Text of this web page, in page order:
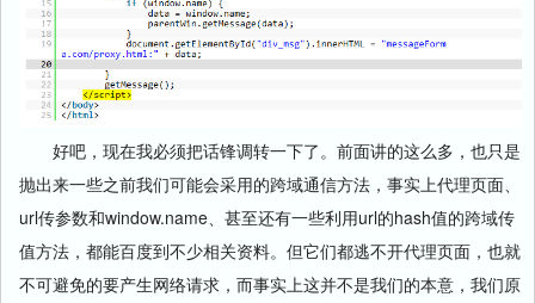
好吧，现在我必须把话锋调转一下了。前面讲的这么多，也只是
抛出来一些之前我们可能会采用的跨域通信方法，事实上代理页面、
url传参数和window.name、甚至还有一些利用url的hash值的跨域传
值方法，都能百度到不少相关资料。但它们都逃不开代理页面，也就
不可避免的要产生网络请求，而事实上这并不是我们的本意，我们原